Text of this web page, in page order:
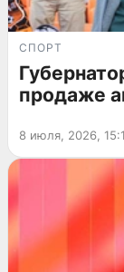
СПОРТ
продаже
8 июля, 2026,